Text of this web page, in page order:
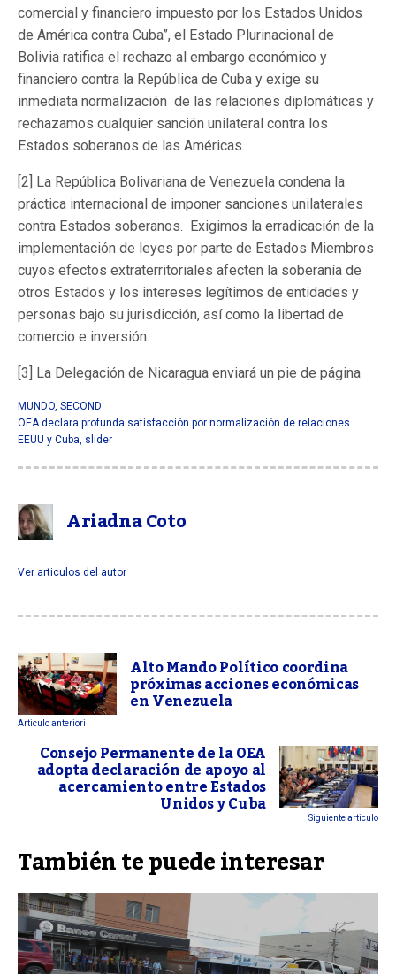
comercial y financiero impuesto por los Estados Unidos
de América contra Cuba”, el Estado Plurinacional de
Bolivia ratifica el rechazo al embargo económico y
financiero contra la República de Cuba y exige su
inmediata normalización de las relaciones diplomáticas y
rechazamos cualquier sanción unilateral contra los
Estados soberanos de las Américas.
[2] La República Bolivariana de Venezuela condena la
práctica internacional de imponer sanciones unilaterales
contra Estados soberanos. Exigimos la erradicación de la
implementación de leyes por parte de Estados Miembros
cuyos efectos extraterritoriales afecten la soberanía de
otros Estados y los intereses legítimos de entidades y
personas bajo su jurisdicción, así como la libertad de
comercio e inversión.
[3] La Delegación de Nicaragua enviará un pie de página
MUNDO, SECOND
OEA declara profunda satisfacción por normalización de relaciones
EEUU y Cuba, slider
Ariadna Coto
Ver articulos del autor
Alto Mando Político coordina
próximas acciones económicas
en Venezuela
Articulo anteriori
Consejo Permanente de la OEA
adopta declaración de apoyo al
acercamiento entre Estados
Unidos y Cuba Siguiente articulo
También te puede interesar